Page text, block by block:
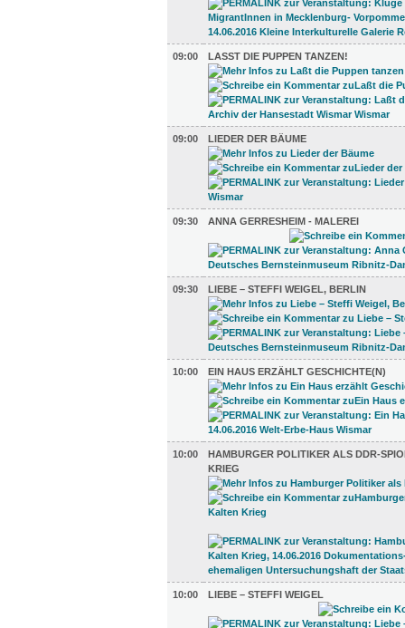
09:00 LASST DIE PUPPEN TANZEN!
09:00 LIEDER DER BÄUME
09:30 ANNA GERRESHEIM - MALEREI
09:30 LIEBE – STEFFI WEIGEL, BERLIN
10:00 EIN HAUS ERZÄHLT GESCHICHTE(N)
10:00
HAMBURGER POLITIKER ALS DDR-
KRIEG
10:00 LIEBE – STEFFI WEIGEL